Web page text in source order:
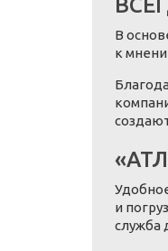
В
к
и
служба